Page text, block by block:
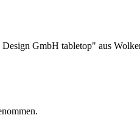
GmbH tabletop" aus